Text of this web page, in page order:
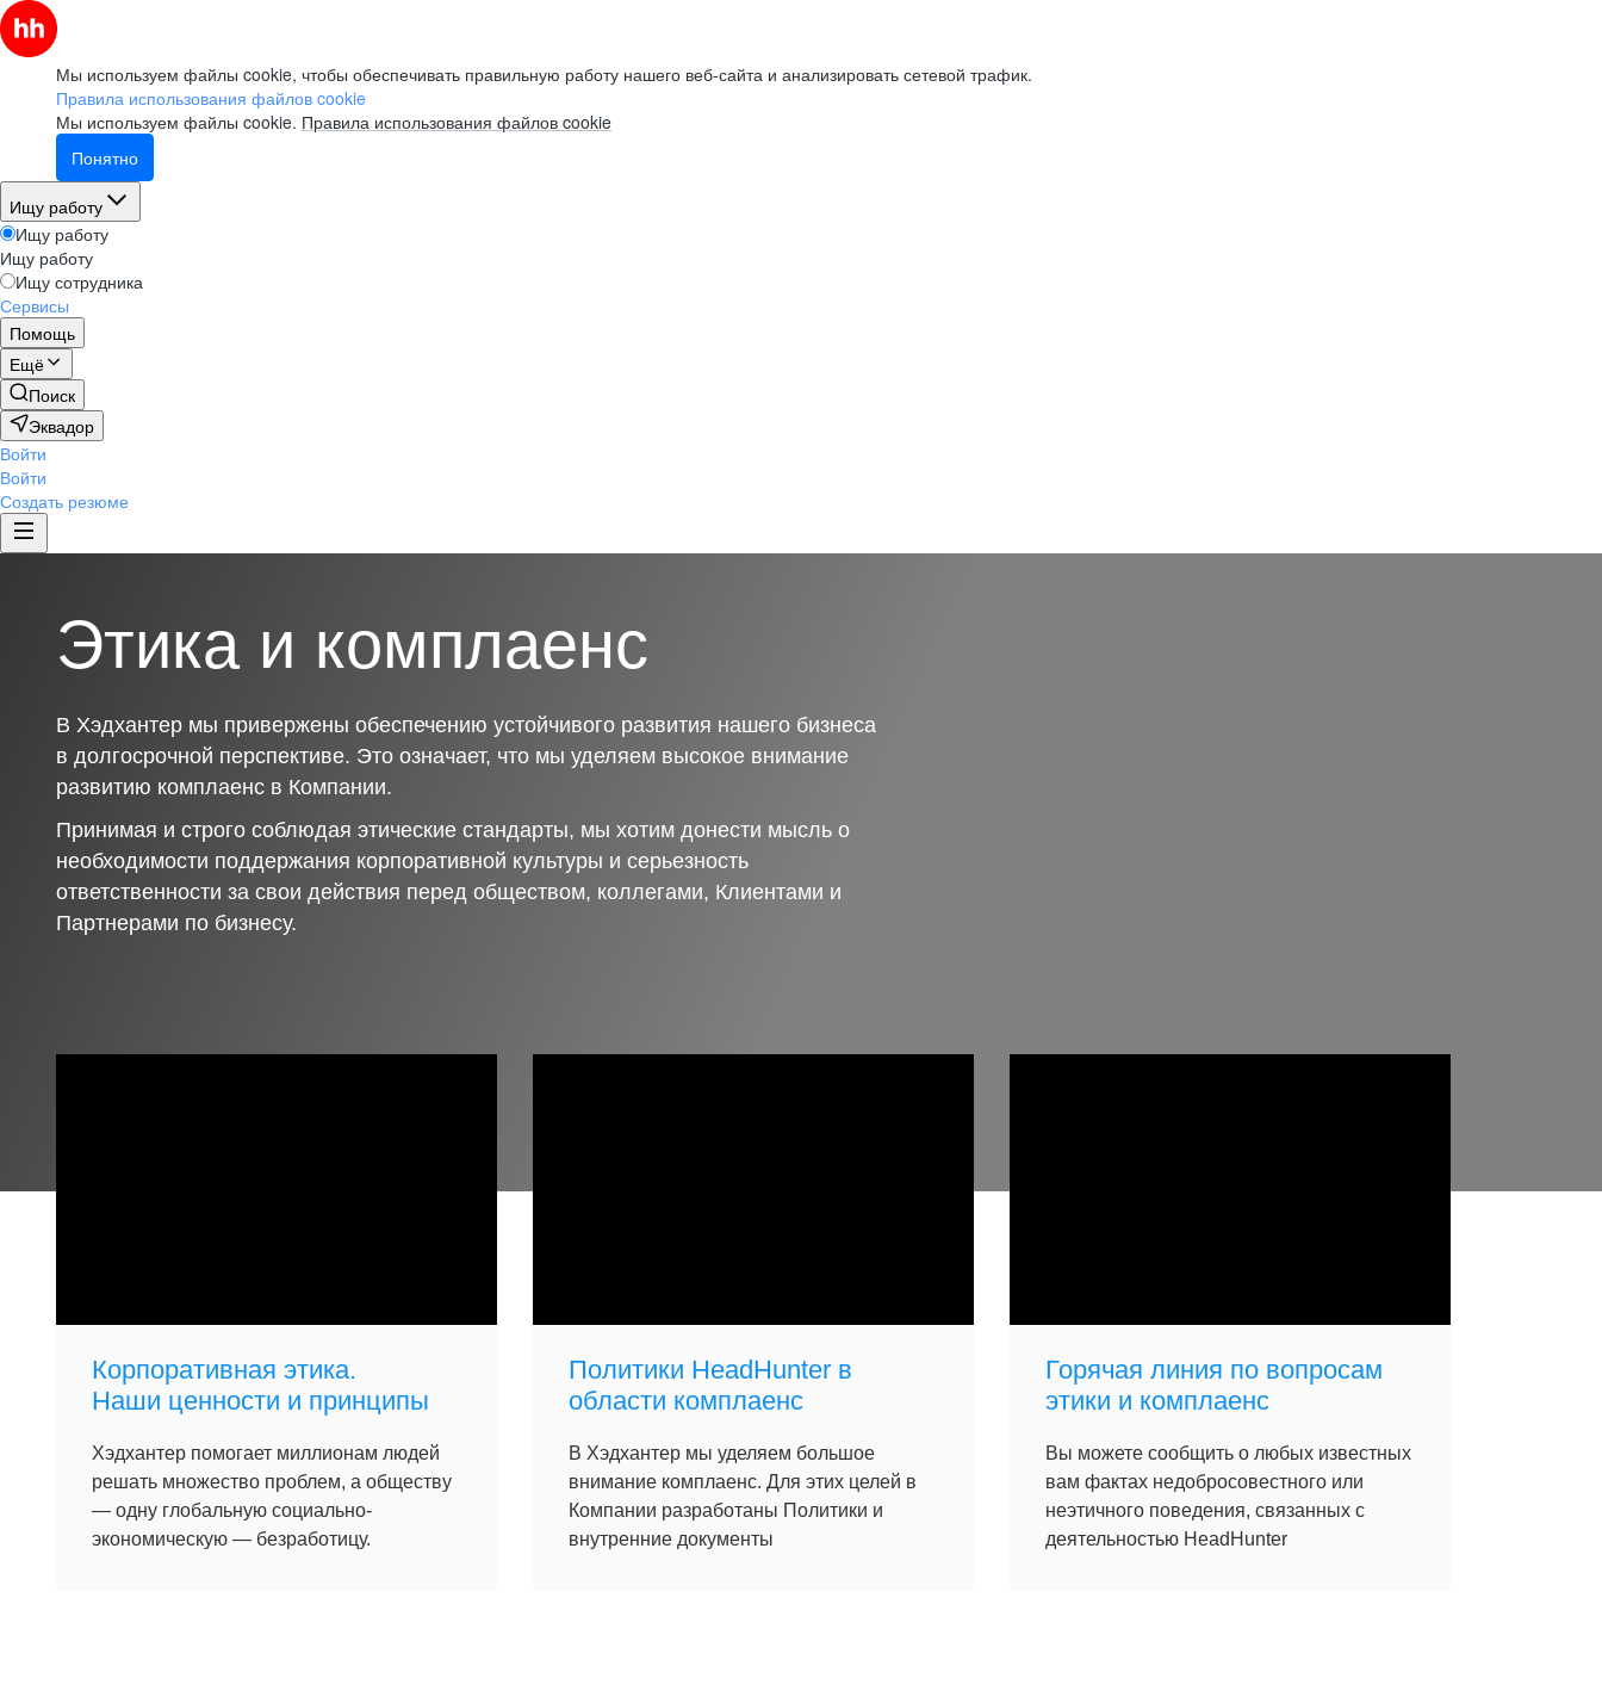
Мы используем файлы cookie, чтобы обеспечивать правильную работу нашего веб-сайта и анализировать сетевой трафик.
Правила использования файлов cookie
Мы используем файлы cookie. Правила использования файлов cookie
Понятно
Ищу работу
Ищу работу
Ищу работу
Ищу сотрудника
Сервисы
Помощь
Ещё
Поиск
Эквадор
Войти
Войти
Создать резюме
Этика и комплаенс
В Хэдхантер мы привержены обеспечению устойчивого развития нашего бизнеса
в долгосрочной перспективе. Это означает, что мы уделяем высокое внимание
развитию комплаенс в Компании.
Принимая и строго соблюдая этические стандарты, мы хотим донести мысль о
необходимости поддержания корпоративной культуры и серьезность
ответственности за свои действия перед обществом, коллегами, Клиентами и
Партнерами по бизнесу.
Корпоративная этика.
Наши ценности и принципы
Хэдхантер помогает миллионам людей
решать множество проблем, а обществу
— одну глобальную социально-
экономическую — безработицу.
Политики HeadHunter в
области комплаенс
В Хэдхантер мы уделяем большое
внимание комплаенс. Для этих целей в
Компании разработаны Политики и
внутренние документы
Горячая линия по вопросам
этики и комплаенс
Вы можете сообщить о любых известных
вам фактах недобросовестного или
неэтичного поведения, связанных с
деятельностью HeadHunter